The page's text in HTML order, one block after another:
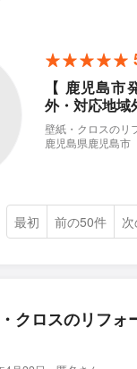
【 鹿児島
外・対応地域
壁紙・クロスのリ
鹿児島県鹿児島市
最初 前の50件
クロスのリフ